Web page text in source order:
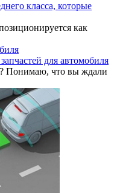
класса, которые
как
для автомобиля
Понимаю, что вы ждали